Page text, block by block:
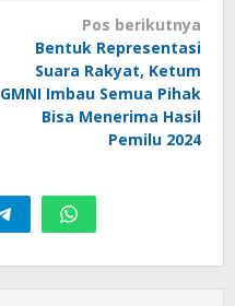
Pos berikutnya
Bentuk Representasi
Suara Rakyat, Ketum
GMNI Imbau Semua Pihak
Bisa Menerima Hasil
Pemilu 2024